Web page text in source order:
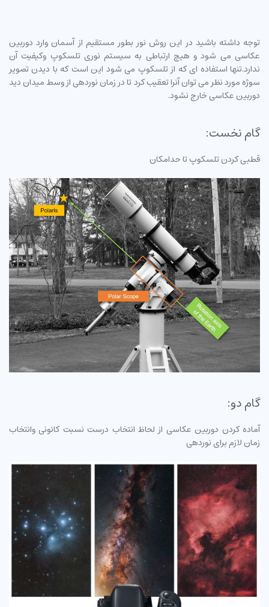
توجه داشته باشید در این روش نور بطور مستقیم از آسمان وارد دوربین
عکاسی می شود و هیچ ارتباطی به سیستم نوری تلسکوپ وکیفیت آن
ندارد.تنها استفاده ای که از تلسکوپ می شود این است که با دیدن تصویر
سوژه مورد نظر می توان آنرا تعقیب کرد تا در زمان نوردهی از وسط میدان دید
دوربین عکاسی خارج نشود.
گام نخست:
قطبی کردن تلسکوپ تا حدامکان
گام دو:
آماده کردن دوربین عکاسی از لحاظ انتخاب درست نسبت کانونی وانتخاب
زمان لازم برای نوردهی